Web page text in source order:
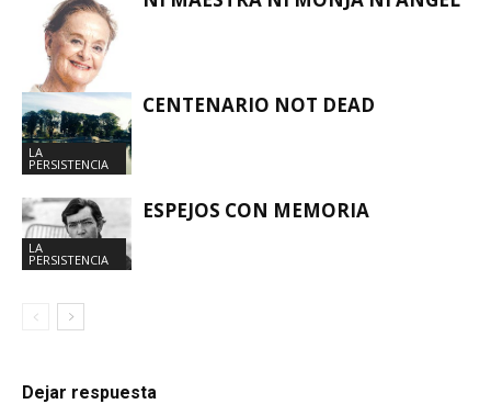
PERSISTENCIA
LA
PERSISTENCIA
LA
PERSISTENCIA
CENTENARIO NOT DEAD
LA
PERSISTENCIA
ESPEJOS CON MEMORIA
Dejar respuesta